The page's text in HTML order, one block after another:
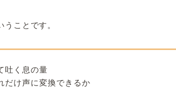
ことです。
吐く息の量
け声に変換できるか